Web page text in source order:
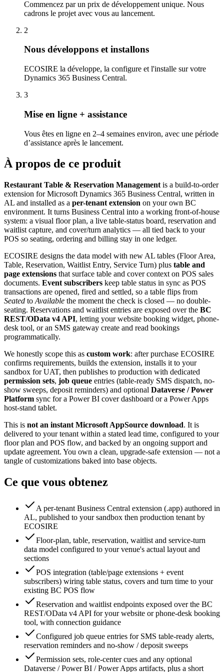
Commencez par un prix de développement unique. Nous
cadrons le projet avec vous au lancement.
2
Nous développons et installons
ECOSIRE la développe, la configure et l'installe sur votre
Dynamics 365 Business Central.
3
Mise en ligne + assistance
Vous êtes en ligne en 2–4 semaines environ, avec une période
d’assistance après le lancement.
À propos de ce produit
Restaurant Table & Reservation Management is a build-to-order
extension for Microsoft Dynamics 365 Business Central, written in
AL and installed as a per-tenant extension on your own BC
environment. It turns Business Central into a working front-of-house
system: a visual floor plan, a live table-status board, reservation and
waitlist capture, and cover/turn analytics — all tied back to your
POS so seating, ordering and billing stay in one ledger.
ECOSIRE designs the data model with new AL tables (Floor Area,
Table, Reservation, Waitlist Entry, Service Turn) plus table and
page extensions that surface table and cover context on POS sales
documents. Event subscribers keep table status in sync as POS
transactions are opened, fired and settled, so a table flips from
Seated to Available the moment the check is closed — no double-
seating. Reservations and waitlist entries are exposed over the BC
REST/OData v4 API, letting your website booking widget, phone-
desk tool, or an SMS gateway create and read bookings
programmatically.
We honestly scope this as custom work: after purchase ECOSIRE
confirms requirements, builds the extension, installs it to your
sandbox for UAT, then publishes to production with dedicated
permission sets, job queue entries (table-ready SMS dispatch, no-
show sweeps, deposit reminders) and optional Dataverse / Power
Platform sync for a Power BI cover dashboard or a Power Apps
host-stand tablet.
This is not an instant Microsoft AppSource download. It is
delivered to your tenant within a stated lead time, configured to your
floor plan and POS flow, and backed by an ongoing support and
update agreement. You own a clean, upgrade-safe extension — not a
tangle of customizations baked into base objects.
Ce que vous obtenez
A per-tenant Business Central extension (.app) authored in
AL, published to your sandbox then production tenant by
ECOSIRE
Floor-plan, table, reservation, waitlist and service-turn
data model configured to your venue's actual layout and
sections
POS integration (table/page extensions + event
subscribers) wiring table status, covers and turn time to your
existing BC POS flow
Reservation and waitlist endpoints exposed over the BC
REST/OData v4 API for your website or phone-desk booking
tool, with connection guidance
Configured job queue entries for SMS table-ready alerts,
reservation reminders and no-show / deposit sweeps
Permission sets, role-center cues and any optional
Dataverse / Power BI / Power Apps artifacts, plus a short